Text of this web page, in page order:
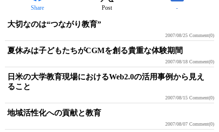
Share Post -
大切なのは“つながり教育”
2007/08/25 Comment(0)
夏休みは子どもたちがCGMを創る貴重な体験期間
2007/08/18 Comment(0)
日米の大学教育現場におけるWeb2.0の活用事例から見え
ること
2007/08/15 Comment(0)
地域活性化への貢献と教育
2007/08/07 Comment(0)